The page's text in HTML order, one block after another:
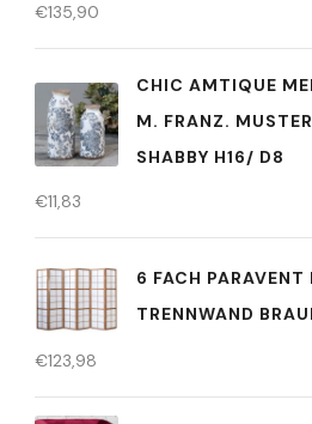
€135,90
CHIC AMTIQUE
M. FRANZ.
SHABBY H16/ D8
€11,83
6 FACH
TRENNWAND
€123,98